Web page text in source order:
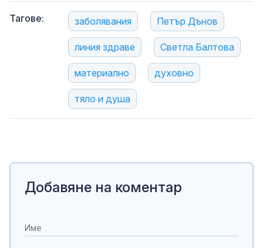
Тагове: заболявания Петър Дънов
линия здраве Светла Балтова
материално духовно
тяло и душа
Добавяне на коментар